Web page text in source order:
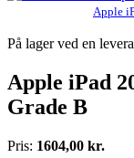
Apple
På lager ved en
Apple iPad
Grade B
Pris: 1604,00 kr.